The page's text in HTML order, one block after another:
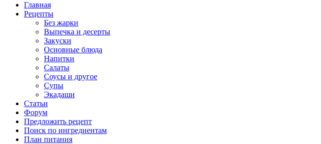
Главная
Рецепты
Без жарки
Выпечка и десерты
Закуски
Основные блюда
Напитки
Салаты
Соусы и другое
Супы
Экадаши
Статьи
Форум
Предложить рецепт
Поиск по ингредиентам
План питания